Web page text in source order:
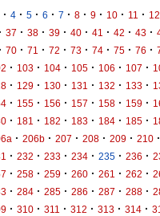
· 4 · 5 · 6 · 7 · 8 · 9 · 10 · 11 · 12
· 37 · 38 · 39 · 40 · 41 · 42 · 43 ·
· 70 · 71 · 72 · 73 · 74 · 75 · 76 ·
· 103 · 104 · 105 · 106 · 107 ·
· 129 · 130 · 131 · 132 · 133 ·
· 155 · 156 · 157 · 158 · 159 ·
· 181 · 182 · 183 · 184 · 185 ·
· 206b · 207 · 208 · 209 · 210 ·
· 232 · 233 · 234 · 235 · 236 ·
· 258 · 259 · 260 · 261 · 262 ·
· 284 · 285 · 286 · 287 · 288 ·
· 310 · 311 · 312 · 313 · 314 ·